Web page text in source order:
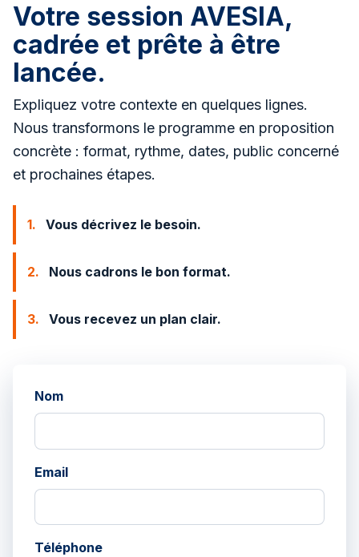
Votre session AVESIA,
cadrée et prête à être
lancée.
Expliquez votre contexte en quelques lignes.
Nous transformons le programme en proposition
concrète : format, rythme, dates, public concerné
et prochaines étapes.
1. Vous décrivez le besoin.
2. Nous cadrons le bon format.
3. Vous recevez un plan clair.
Nom
Email
Téléphone